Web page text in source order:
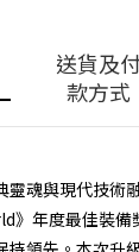
送貨及
款方式
靈魂與現代技術
》年度最佳裝備